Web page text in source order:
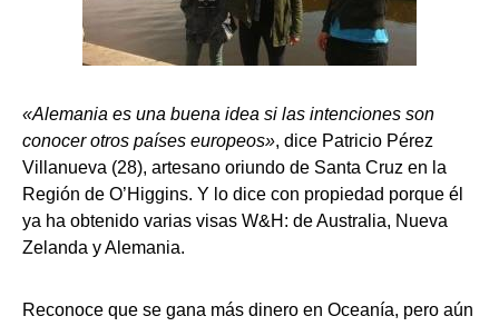
«Alemania es una buena idea si las intenciones son
conocer otros países europeos», dice Patricio Pérez
Villanueva (28), artesano oriundo de Santa Cruz en la
Región de O’Higgins. Y lo dice con propiedad porque él
ya ha obtenido varias visas W&H: de Australia, Nueva
Zelanda y Alemania.
Reconoce que se gana más dinero en Oceanía, pero aún